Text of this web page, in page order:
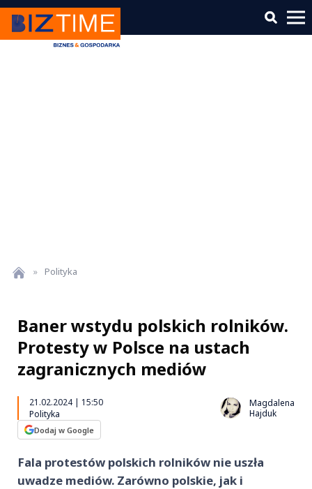
» Polityka
Baner wstydu polskich rolników.
Protesty w Polsce na ustach
zagranicznych mediów
21.02.2024 | 15:50
Polityka
Dodaj w Google
Magdalena
Hajduk
Fala protestów polskich rolników nie uszła
uwadze mediów. Zarówno polskie, jak i